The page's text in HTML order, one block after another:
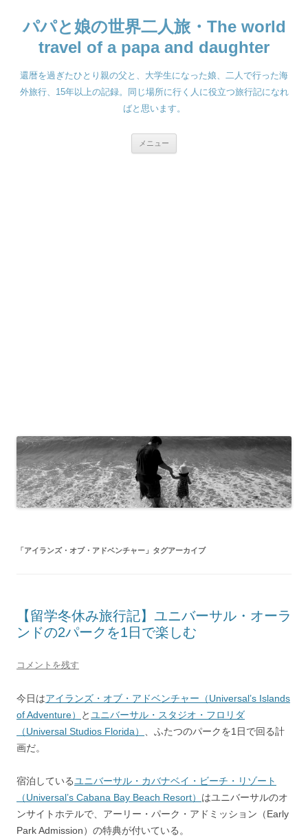
ン
キ
ッ
プ
パパと娘の世界二人旅・The world
travel of a papa and daughter
還暦を過ぎたひとり親の父と、大学生になった娘、二人で行った海
外旅行、15年以上の記録。同じ場所に行く人に役立つ旅行記になれ
ばと思います。
メニュー
「アイランズ・オブ・アドベンチャー 」タグアーカイブ
【留学冬休み旅行記】ユニバーサル・オーラ
ンドの2パークを1日で楽しむ
コメントを残す
今日はアイランズ・オブ・アドベンチャー（Universal’s Islands
of Adventure）
と ユニバーサル・スタジオ・フロリダ
（Universal Studios Florida）
、ふたつのパークを1日で回る計
画だ。
宿泊しているユニバーサル・カバナベイ・ビーチ・リゾート
（Universal’s Cabana Bay Beach Resort） はユニバーサルのオ
ンサイトホテルで、アーリー・パーク・アドミッション（Early
Park Admission）の特典が付いている。